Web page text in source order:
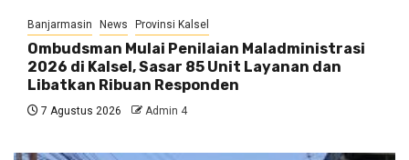
Banjarmasin News Provinsi Kalsel
Ombudsman Mulai Penilaian Maladministrasi
2026 di Kalsel, Sasar 85 Unit Layanan dan
Libatkan Ribuan Responden
7 Agustus 2026 Admin 4